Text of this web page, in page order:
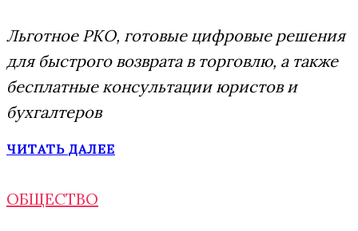
Льготное РКО, готовые цифровые решения
для быстрого возврата в торговлю, а также
бесплатные консультации юристов и
бухгалтеров
ЧИТАТЬ ДАЛЕЕ
ОБЩЕСТВО